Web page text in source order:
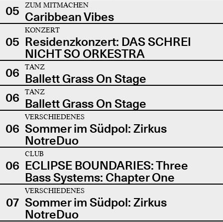
05
ZUM MITMACHEN
Caribbean Vibes
05
KONZERT
Residenzkonzert: DAS SCHREI
NICHT SO ORKESTRA
06
TANZ
Ballett Grass On Stage
06
TANZ
Ballett Grass On Stage
06
VERSCHIEDENES
Sommer im Südpol: Zirkus
NotreDuo
06
CLUB
ECLIPSE BOUNDARIES: Three
Bass Systems: Chapter One
07
VERSCHIEDENES
Sommer im Südpol: Zirkus
NotreDuo